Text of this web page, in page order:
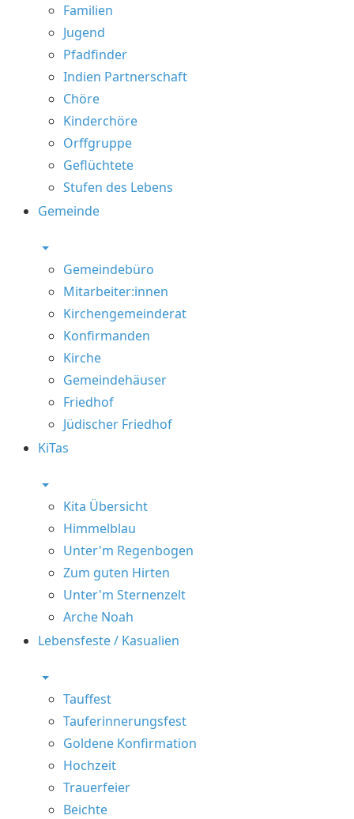
Familien
Jugend
Pfadfinder
Indien Partnerschaft
Chöre
Kinderchöre
Orffgruppe
Geflüchtete
Stufen des Lebens
Gemeinde
Gemeindebüro
Mitarbeiter:innen
Kirchengemeinderat
Konfirmanden
Kirche
Gemeindehäuser
Friedhof
Jüdischer Friedhof
KiTas
Kita Übersicht
Himmelblau
Unter'm Regenbogen
Zum guten Hirten
Unter'm Sternenzelt
Arche Noah
Lebensfeste / Kasualien
Tauffest
Tauferinnerungsfest
Goldene Konfirmation
Hochzeit
Trauerfeier
Beichte